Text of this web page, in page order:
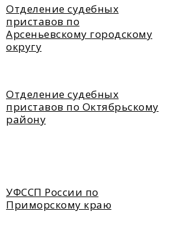
Отделение судебных
приставов по
Арсеньевскому городскому
округу
Отделение судебных
приставов по Октябрьскому
району
УФССП России по
Приморскому краю